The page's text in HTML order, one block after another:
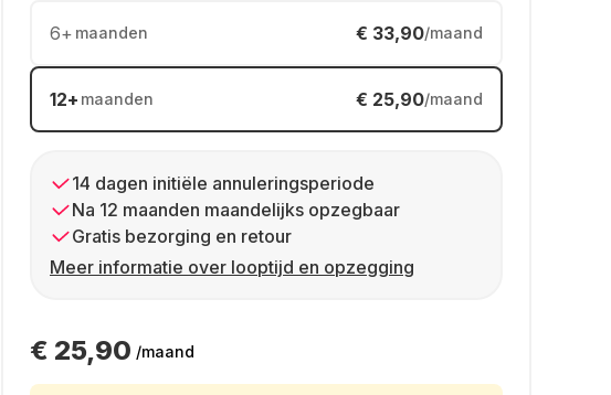
6+ maanden € 33,90/maand
12+ maanden € 25,90/maand
14 dagen initiële annuleringsperiode
Na 12 maanden maandelijks opzegbaar
Gratis bezorging en retour
Meer informatie over looptijd en opzegging
€ 25,90 /maand